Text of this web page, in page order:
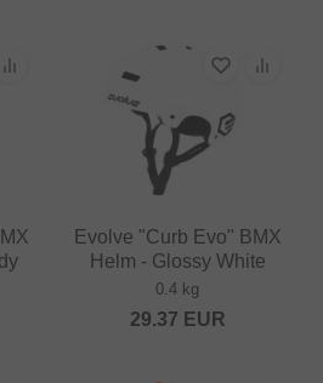
Evolve "Curb Evo" BMX
Helm - Glossy White
0.4 kg
29.37 EUR